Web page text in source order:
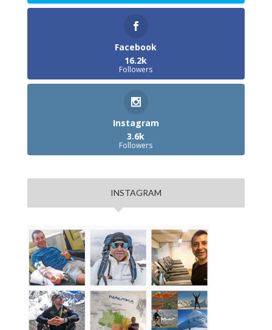
Facebook
16.2k
Followers
Instagram
3.6k
Followers
INSTAGRAM